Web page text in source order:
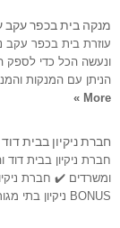
מנקה בית בכפר עקב
עוזרת בית בכפר עקב
ונעשה הכל כדי לספק
הניתן עם המנקות
More »
חברת ניקיון בבית
חברת ניקיון בבית דוד
ומשרדים ✔️ חברת
BONUS ניקיון בתי מגורים הוא טיפול רציני נוסף